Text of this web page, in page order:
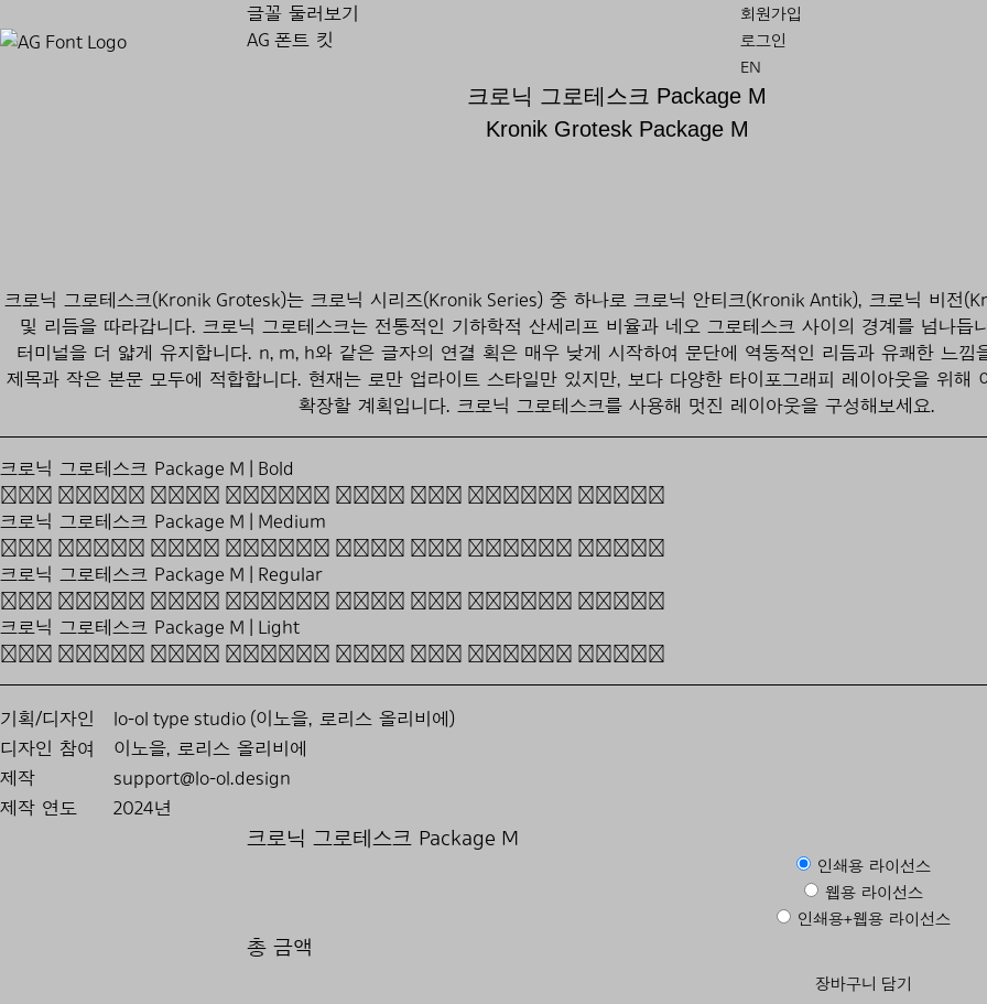
글꼴 둘러보기
AG 폰트 킷
회원가입
로그인
EN
크로닉 그로테스크 Package M
Kronik Grotesk Package M
크로닉 그로테스크(Kronik Grotesk)는 크로닉 시리즈(Kronik Series) 중 하나로 크로닉 안티크(Kronik Antik), 크로닉 비전
및 리듬을 따라갑니다. 크로닉 그로테스크는 전통적인 기하학적 산세리프 비율과 네오 그로테스크 사이의 경계를 넘나듭
터미널을 더 얇게 유지합니다. n, m, h와 같은 글자의 연결 획은 매우 낮게 시작하여 문단에 역동적인 리듬과 유쾌한 느낌
제목과 작은 본문 모두에 적합합니다. 현재는 로만 업라이트 스타일만 있지만, 보다 다양한 타이포그래피 레이아웃을 위해
확장할 계획입니다. 크로닉 그로테스크를 사용해 멋진 레이아웃을 구성해보세요.
크로닉 그로테스크 Package M | Bold
The harsh wind knocks down May flower buds.
크로닉 그로테스크 Package M | Medium
The harsh wind knocks down May flower buds.
크로닉 그로테스크 Package M | Regular
The harsh wind knocks down May flower buds.
크로닉 그로테스크 Package M | Light
The harsh wind knocks down May flower buds.
기획/디자인
lo-ol type studio (이노을, 로리스 올리비에)
디자인 참여
이노을, 로리스 올리비에
제작
support@lo-ol.design
제작 연도
2024년
크로닉 그로테스크 Package M
인쇄용 라이선스
웹용 라이선스
인쇄용+웹용 라이선스
총 금액
장바구니 담기